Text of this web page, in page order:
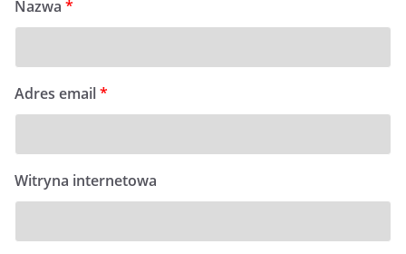
Nazwa *
Adres email*
Witryna internetowa